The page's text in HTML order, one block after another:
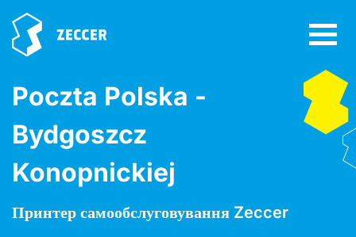
Poczta Polska -
Bydgoszcz
Konopnickiej
Принтер самообслуговування Zeccer